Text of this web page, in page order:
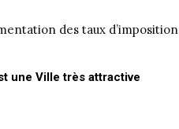
des taux d’imposition
une Ville très attractive